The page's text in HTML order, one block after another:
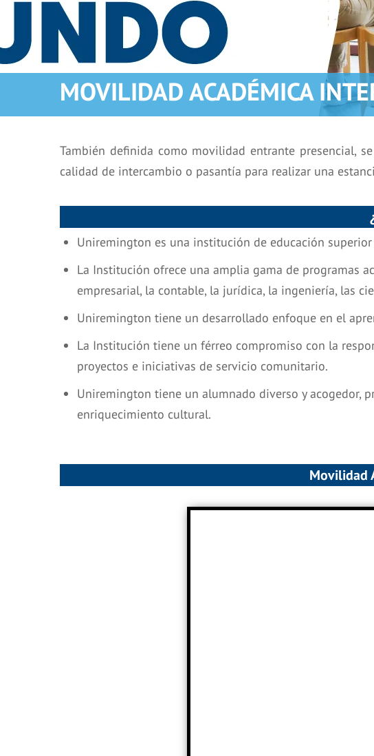
MOVILIDAD ACADÉMICA
También definida como movilidad entrante presencial,
calidad de intercambio o pasantía para realizar una
Uniremington es una institución de educación
La Institución ofrece una amplia gama de programas
empresarial, la contable, la jurídica, la ingeniería, las
Uniremington tiene un desarrollado enfoque en el
La Institución tiene un férreo compromiso con la
proyectos e iniciativas de servicio comunitario.
Uniremington tiene un alumnado diverso y acogedor,
enriquecimiento cultural.
Movilidad